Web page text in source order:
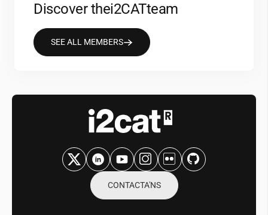
Discover thei2CATteam
SEE ALL MEMBERS
CONTACTA'NS